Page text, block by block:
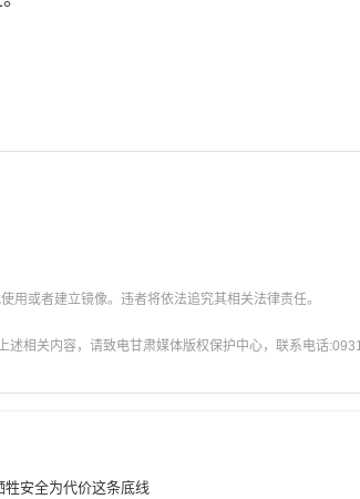
或者建立镜像。违者将依法追究其相关法律责任。
相关内容，请致电甘肃媒体版权保护中心，联系电话
安全为代价这条底线